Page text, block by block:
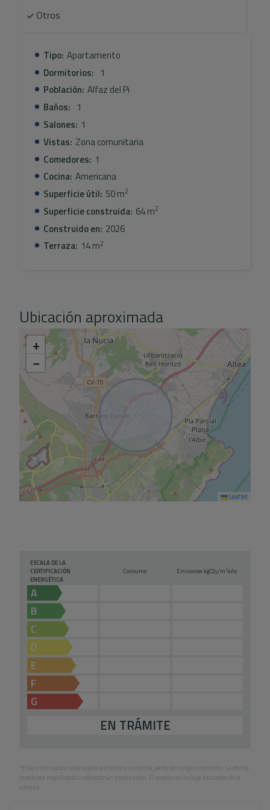
Otros
Tipo: Apartamento
Dormitorios: 1
Población: Alfaz del Pi
Baños: 1
Salones: 1
Vistas: Zona comunitaria
Comedores: 1
Cocina: Americana
Superficie útil: 50 m2
Superficie construida: 64 m2
Construido en: 2026
Terraza: 14 m2
Ubicación aproximada
+
−
Leaflet
ESCALA DE LA
CERTIFICACIÓN
ENERGÉTICA
Consumo Emisiones kgCO2/m2año
A
B
C
D
E
F
G
EN TRÁMITE
*Esta información está sujeta a errores y no forma parte de ningún contrato. La oferta
puede ser modificada o retirada sin previo aviso. El precio no incluye los costes de la
compra.